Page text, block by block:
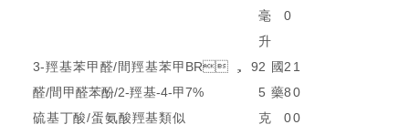
毫
升
0
3-羥基苯甲醛/間羥基苯甲
醛/間甲醛苯酚/2-羥基-4-甲
硫基丁酸/蛋氨酸羥基類似
BR，9
7%
2
5
克
國
藥
2
8
0
1
0
0